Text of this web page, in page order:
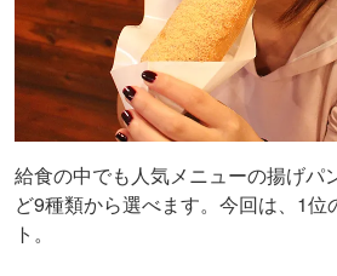
給食の中でも人気メニューの揚げパ
ど9種類から選べます。今回は、1位
ト。